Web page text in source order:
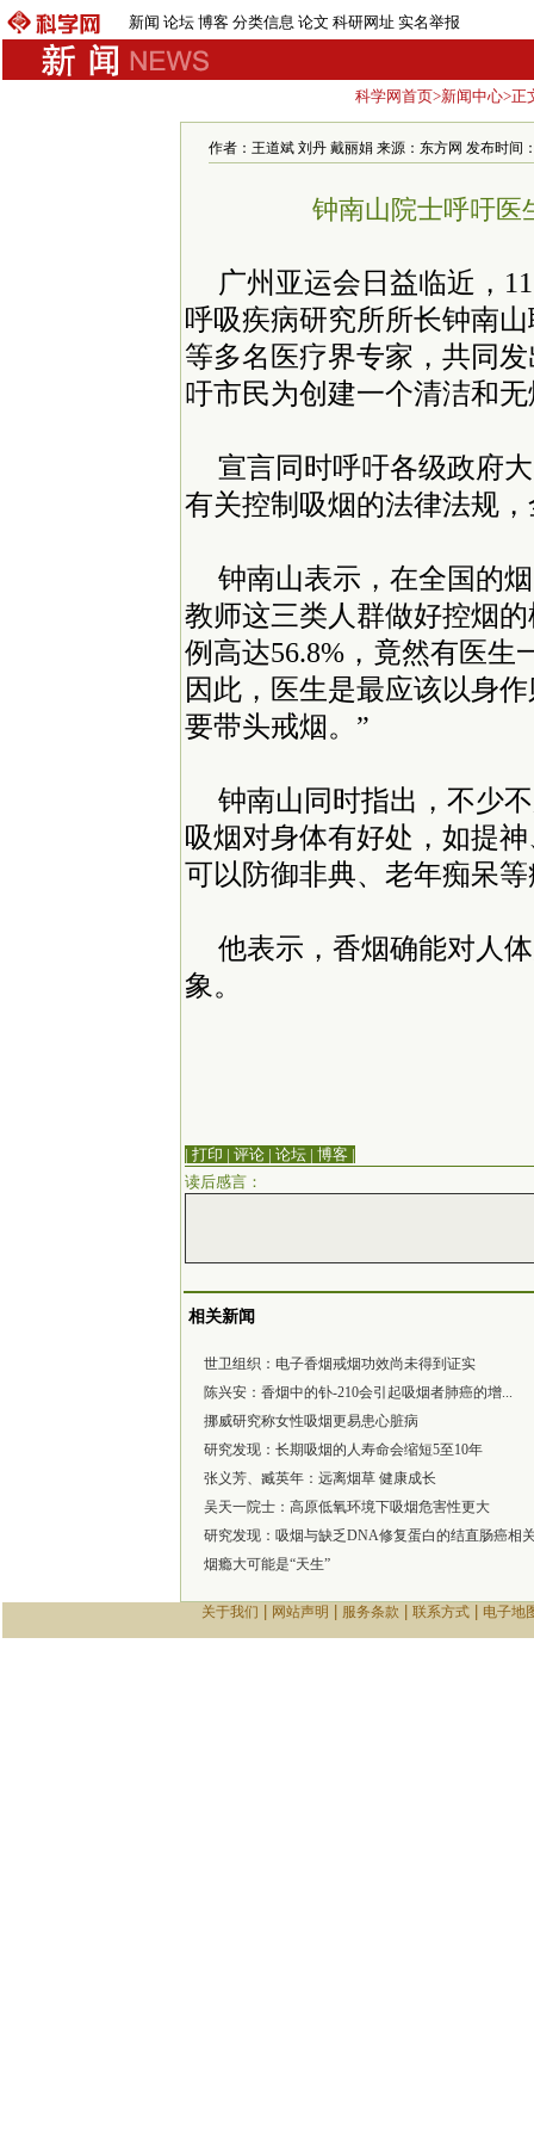
新闻 论坛 博客 分类信息 论文 科研网址 实名举报
科学网首页>新闻中心>正
作者：王道斌 刘丹 戴丽娟 来源：东方网 发布时间
钟南山院士呼吁医
广州亚运会日益临近，
呼吸疾病研究所所长钟南
等多名医疗界专家，共同
吁市民为创建一个清洁和
宣言同时呼吁各级政府
有关控制吸烟的法律法规
钟南山表示，在全国的
教师这三类人群做好控烟
例高达56.8%，竟然有医生
因此，医生是最应该以身
要带头戒烟。”
钟南山同时指出，不少
吸烟对身体有好处，如提
可以防御非典、老年痴呆
他表示，香烟确能对人
象。
| 打印 | 评论 | 论坛 | 博客 |
读后感言：
相关新闻
世卫组织：电子香烟戒烟功效尚未得到证实
陈兴安：香烟中的钋-210会引起吸烟者肺癌的增...
挪威研究称女性吸烟更易患心脏病
研究发现：长期吸烟的人寿命会缩短5至10年
张义芳、臧英年：远离烟草 健康成长
吴天一院士：高原低氧环境下吸烟危害性更大
研究发现：吸烟与缺乏DNA修复蛋白的结直肠癌相
烟瘾大可能是“天生”
关于我们 网站声明 服务条款 联系方式| 电子地